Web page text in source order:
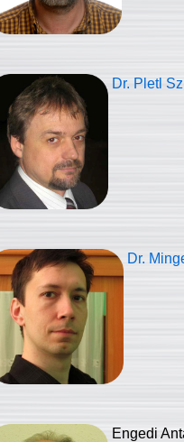
Dr. Pletl
Dr.
Engedi